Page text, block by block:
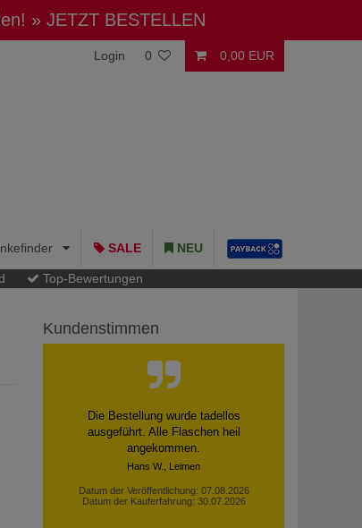
» JETZT BESTELLEN
Login 0 0,00 EUR
SALE NEU
Top-Bewertungen
Kundenstimmen
Sehr schnelle lieferung. Dankeschön
Datum der Veröffentlichung: 06.08.2026
Datum der Kauferfahrung: 30.07.2026